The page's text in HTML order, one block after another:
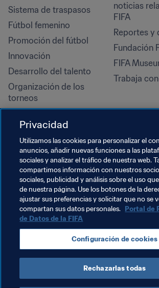
Sistema de traspasos
Fútbol femenino
Promoción del fútbol
Innovación
Desarrollo del talento
Organización de los
torneos
Derechos humanos y lucha
contra la discriminación
Salud y atención médica
Iniciativas educativas
noticias
FIFA
Reportes y
Fundación
FIFA
Trabaja
TÉRMINOS DE SERVICIO
PORTAL DE PROTECCIÓN DE DATOS DE LA FIFA
DESCÁRGALO
CONFIGURACIÓN DE COOKIES
Privacidad
Utilizamos las cookies para personalizar el
anuncios, añadir nuevas funciones a las
sociales y analizar el tráfico de nuestra web.
compartimos información con nuestros
sociales, publicidad y análisis sobre el uso
de nuestra página. Use los botones de la
ajustar sus preferencias y solicitar que no se
compartan sus datos personales. Portal de
de Datos de la FIFA
Configuración de cookies
Rechazarlas todas